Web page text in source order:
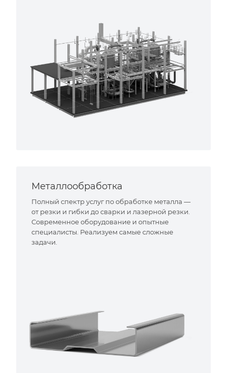
Металлообработка
Полный спектр услуг по обработке металла —
от резки и гибки до сварки и лазерной резки.
Современное оборудование и опытные
специалисты. Реализуем самые сложные
задачи.